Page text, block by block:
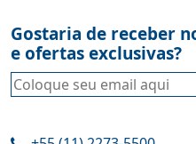
Gostaria de receber
e ofertas exclusivas?